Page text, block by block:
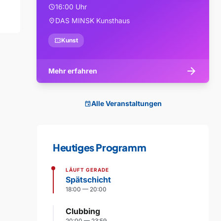
schedule16:00 Uhr
location_onDAS MINSK Kunsthaus
confirmation_numberKunst
Mehr erfahren arrow_forward
eventAlle Veranstaltungen
Heutiges Programm
LÄUFT GERADE
Spätschicht
18:00 — 20:00
Clubbing